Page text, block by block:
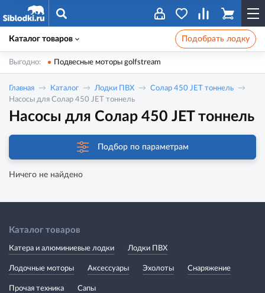
Каталог товаров Подобрать лодку
Выгодно: Подвесные моторы golfstream
Главная Каталог Лодки ПВХ
Солар 450 JET тоннель
Насосы для Солар 450 JET тоннель
Насосы для Солар 450 JET тоннель
Подбор по параметрам
Ничего не найдено
Каталог товаров
Катера и алюминиевые лодки Лодки ПВХ
Лодочные моторы Аксессуары Эхолоты Снаряжение
Прочая техника Сапы